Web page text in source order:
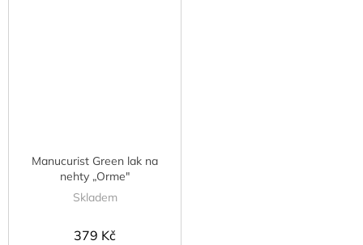
Manucurist Green lak na
nehty „Orme"
Skladem
379 Kč